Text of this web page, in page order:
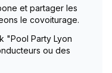
et partager les
le covoiturage.
"Pool Party Lyon
ou des